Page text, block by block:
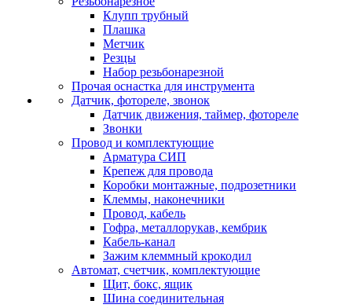
Клупп трубный
Плашка
Метчик
Резцы
Набор резьбонарезной
Прочая оснастка для инструмента
Датчик, фотореле, звонок
Датчик движения, таймер, фотореле
Звонки
Провод и комплектующие
Арматура СИП
Крепеж для провода
Коробки монтажные, подрозетники
Клеммы, наконечники
Провод, кабель
Гофра, металлорукав, кембрик
Кабель-канал
Зажим клеммный крокодил
Автомат, счетчик, комплектующие
Щит, бокс, ящик
Шина соединительная